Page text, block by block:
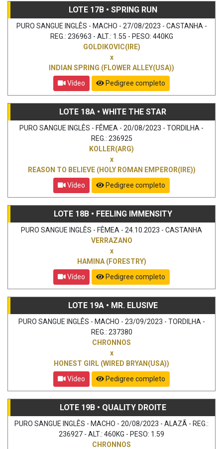
LOTE 17B • SPRING RUN
PURO SANGUE INGLÊS - MACHO - 27/08/2023 - CASTANHA -
REG.: 236963 - ALT.: 1.55 - PESO: 440KG
GOLDIKOVIC(IRE)
x
INDIAN SPRING (FLOWER ALLEY(USA))
Vídeo
Pedigree completo
LOTE 18A • WHITE THE STAR
PURO SANGUE INGLÊS - FÊMEA - 20/08/2023 - TORDILHA -
REG.: 236925
KOLLER(ARG)
x
REASON TO BELIEVE (HOLY ROMAN EMPEROR(IRE))
Vídeo
Pedigree completo
LOTE 18B • FEELING IMMENSITY
PURO SANGUE INGLÊS - FÊMEA - 24.10.2023 - CASTANHA
VERRAZANO
x
HAMINA (FORESTRY)
Vídeo
Pedigree completo
LOTE 19A • MR. ELUSIVE
PURO SANGUE INGLÊS - MACHO - 23/09/2023 - TORDILHA -
REG.: 237380
CHRONNOS
x
HONEST GIRL (WIRED BRYAN(USA))
Vídeo
Pedigree completo
LOTE 19B • QUALITY DROITE
PURO SANGUE INGLÊS - MACHO - 20/08/2023 - ALAZÃ - REG.:
236927 - ALT.: 460KG - PESO: 1.59
CHRONNOS